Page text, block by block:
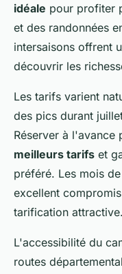
idéale pour profiter
et des randonnées
intersaisons offrent
découvrir les
Les tarifs varient
des pics durant
Réserver à l'avance
meilleurs tarifs et
préféré. Les mois
excellent
tarification attractive.
L'accessibilité du
routes